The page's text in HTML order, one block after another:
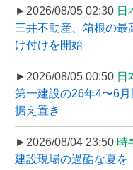
►2026/08/05 02:30 日
三井不動産、箱根の最
け付けを開始
►2026/08/05 00:50 日
第一建設の26年4〜6
据え置き
►2026/08/04 23:50 時
建設現場の過酷な夏を